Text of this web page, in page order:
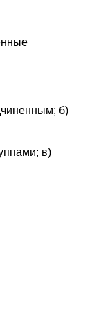
б)
в)